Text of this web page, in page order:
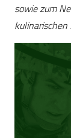
sowie zum
kulinarischen